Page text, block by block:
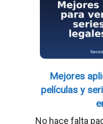
Mejores
películas y
No hace falta